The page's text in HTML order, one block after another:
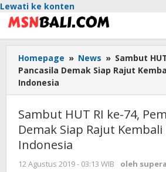
Lewati ke konten
Homepage » News » Sambut
Pancasila Demak Siap Rajut
Indonesia
Sambut HUT RI ke-74,
Demak Siap Rajut
Indonesia
12 Agustus 2019 - 03:13 WIB oleh